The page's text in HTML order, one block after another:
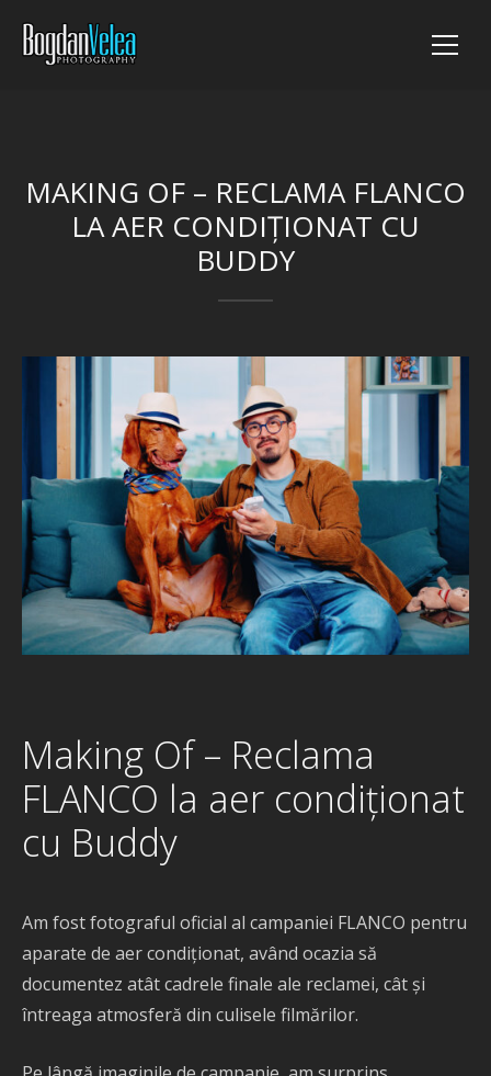
MAKING OF – RECLAMA FLANCO
LA AER CONDIȚIONAT CU
BUDDY
Making Of – Reclama
FLANCO la aer condiționat
cu Buddy
Am fost fotograful oficial al campaniei FLANCO pentru
aparate de aer condiționat, având ocazia să
documentez atât cadrele finale ale reclamei, cât și
întreaga atmosferă din culisele filmărilor.